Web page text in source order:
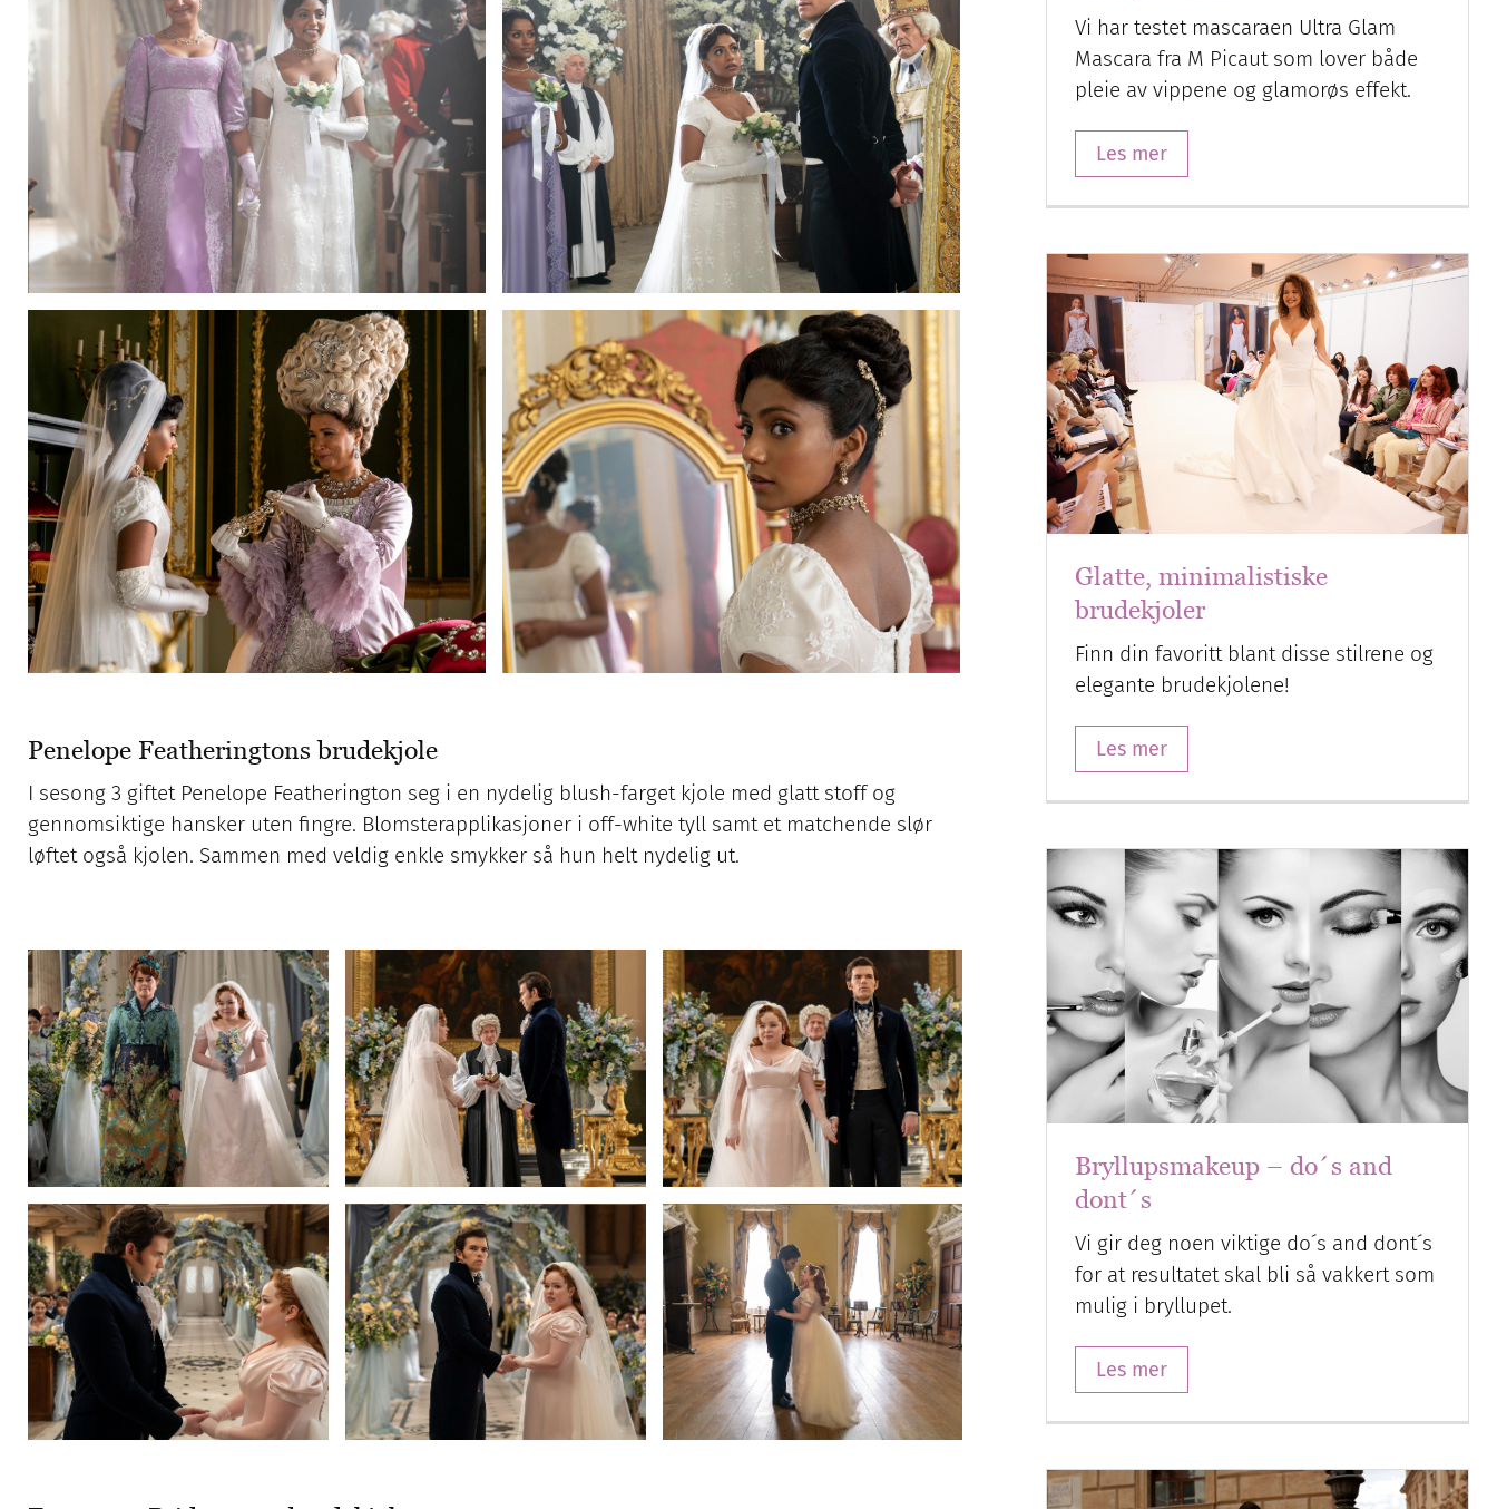
Penelope Featheringtons brudekjole
I sesong 3 giftet Penelope Featherington seg i en nydelig blush-farget kjole med glatt stoff og
gennomsiktige hansker uten fingre. Blomsterapplikasjoner i off-white tyll samt et matchende slør
løftet også kjolen. Sammen med veldig enkle smykker så hun helt nydelig ut.
Vi har testet mascaraen Ultra Glam
Mascara fra M Picaut som lover både
pleie av vippene og glamorøs effekt.
Les mer
Glatte, minimalistiske
brudekjoler
Finn din favoritt blant disse stilrene og
elegante brudekjolene!
Les mer
Bryllupsmakeup – do´s and
dont´s
Vi gir deg noen viktige do´s and dont´s
for at resultatet skal bli så vakkert som
mulig i bryllupet.
Les mer